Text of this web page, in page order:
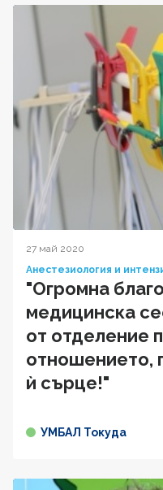
27 май 2020
Анестезиология и
"Огромна
медицинска
от отделение
отношението,
ѝ сърце!"
УМБАЛ Токуда